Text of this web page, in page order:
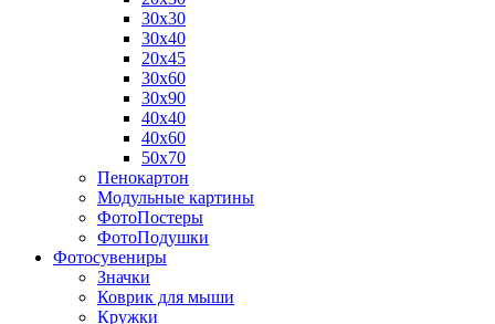
30х30
30х40
20х45
30х60
30х90
40х40
40х60
50х70
Пенокартон
Модульные картины
ФотоПостеры
ФотоПодушки
Фотоcувениры
Значки
Коврик для мыши
Кружки